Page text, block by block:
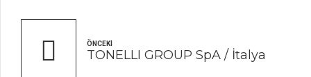
ÖNCEKI
TONELLI GROUP SpA / İtalya